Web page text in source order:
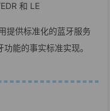
和 LE
提供标准化的蓝牙服务
能的事实标准实现。